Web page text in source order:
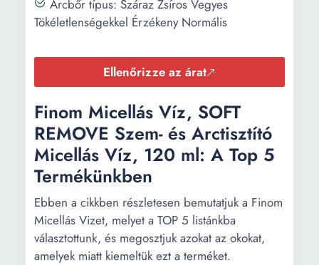
Arcbőr típus: Száraz Zsíros Vegyes
Tökéletlenségekkel Érzékeny Normális
Ellenőrizze az árat
Finom Micellás Víz, SOFT
REMOVE Szem- és Arctisztító
Micellás Víz, 120 ml: A Top 5
Termékünkben
Ebben a cikkben részletesen bemutatjuk a Finom
Micellás Vizet, melyet a TOP 5 listánkba
választottunk, és megosztjuk azokat az okokat,
amelyek miatt kiemeltük ezt a terméket.